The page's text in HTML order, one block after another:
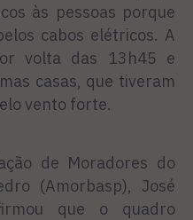
às pessoas porque
cabos elétricos. A
volta das 13h45 e
casas, que tiveram
vento forte.
de Moradores do
(Amorbasp), José
que o quadro